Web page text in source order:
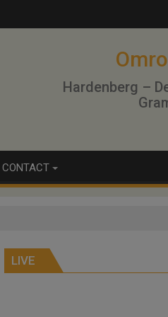
Hardenberg –
CONTACT
LIVE